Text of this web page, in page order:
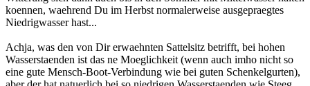
koennen, waehrend Du im Herbst normalerweise ausgepraegtes
Niedrigwasser hast...
Achja, was den von Dir erwaehnten Sattelsitz betrifft, bei hohen
Wasserstaenden ist das ne Moeglichkeit (wenn auch imho nicht so
eine gute Mensch-Boot-Verbindung wie bei guten Schenkelgurten),